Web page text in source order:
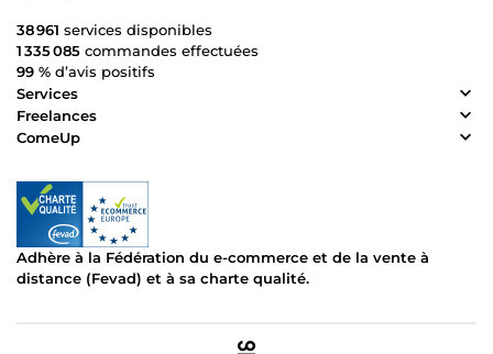
38 961 services disponibles
1 335 085 commandes effectuées
99 % d’avis positifs
Services
Freelances
ComeUp
Adhère à la Fédération du e-commerce et de la vente à
distance (Fevad) et à sa charte qualité.